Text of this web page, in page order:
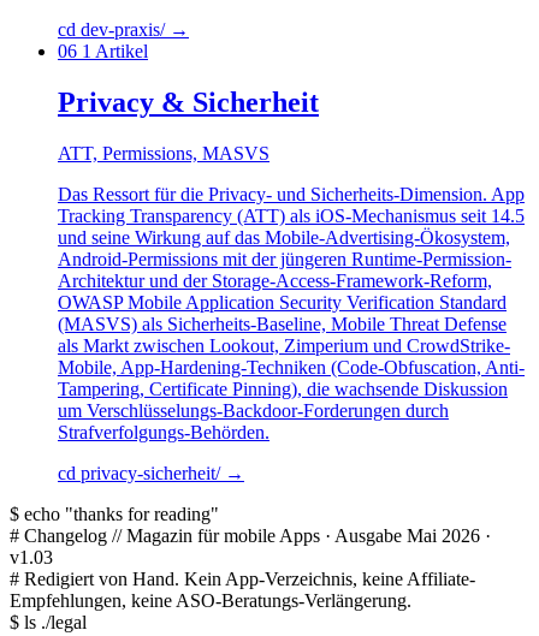
cd dev-praxis/ →
06 1 Artikel
Privacy & Sicherheit
ATT, Permissions, MASVS
Das Ressort für die Privacy- und Sicherheits-Dimension. App
Tracking Transparency (ATT) als iOS-Mechanismus seit 14.5
und seine Wirkung auf das Mobile-Advertising-Ökosystem,
Android-Permissions mit der jüngeren Runtime-Permission-
Architektur und der Storage-Access-Framework-Reform,
OWASP Mobile Application Security Verification Standard
(MASVS) als Sicherheits-Baseline, Mobile Threat Defense
als Markt zwischen Lookout, Zimperium und CrowdStrike-
Mobile, App-Hardening-Techniken (Code-Obfuscation, Anti-
Tampering, Certificate Pinning), die wachsende Diskussion
um Verschlüsselungs-Backdoor-Forderungen durch
Strafverfolgungs-Behörden.
cd privacy-sicherheit/ →
$ echo "thanks for reading"
# Changelog // Magazin für mobile Apps · Ausgabe Mai 2026 ·
v1.03
# Redigiert von Hand. Kein App-Verzeichnis, keine Affiliate-
Empfehlungen, keine ASO-Beratungs-Verlängerung.
$ ls ./legal